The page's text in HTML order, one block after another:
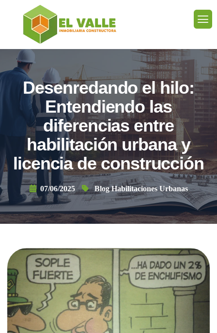
Desenredando el hilo:
Entendiendo las
diferencias entre
habilitación urbana y
licencia de construcción
07/06/2025 Blog Habilitaciones Urbanas